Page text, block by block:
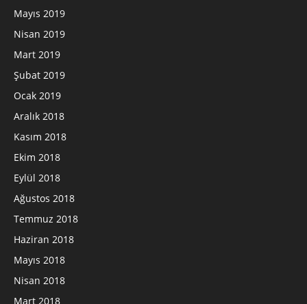
Mayıs 2019
Nisan 2019
Mart 2019
Şubat 2019
Ocak 2019
Aralık 2018
Kasım 2018
Ekim 2018
Eylül 2018
Ağustos 2018
Temmuz 2018
Haziran 2018
Mayıs 2018
Nisan 2018
Mart 2018